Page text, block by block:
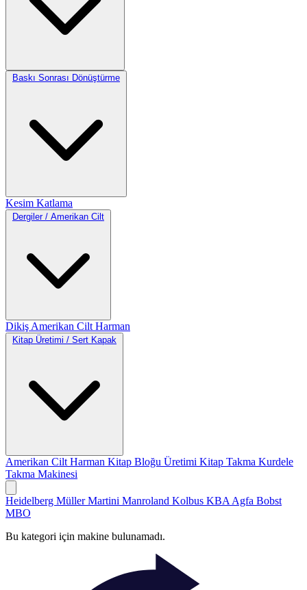
Baskı Sonrası Dönüştürme
Kesim Katlama
Dergiler / Amerikan Cilt
Dikiş Amerikan Cilt Harman
Kitap Üretimi / Sert Kapak
Amerikan Cilt Harman Kitap Bloğu Üretimi Kitap Takma Kurdele
Takma Makinesi
Heidelberg Müller Martini Manroland Kolbus KBA Agfa Bobst
MBO
Bu kategori için makine bulunamadı.